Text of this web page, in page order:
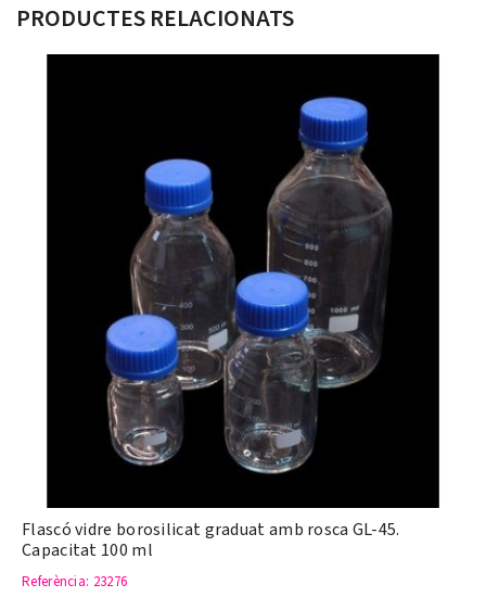
PRODUCTES RELACIONATS
Flascó vidre borosilicat graduat amb rosca GL-45.
Capacitat 100 ml
Referència: 23276